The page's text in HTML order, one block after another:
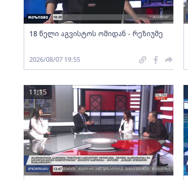
18 წელი აგვისტოს ომიდან - რეზიუმე
2026/08/07 19:55
11:15